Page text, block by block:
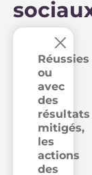
Réussies
ou
avec
des
résultats
mitigés,
les
actions
des
×